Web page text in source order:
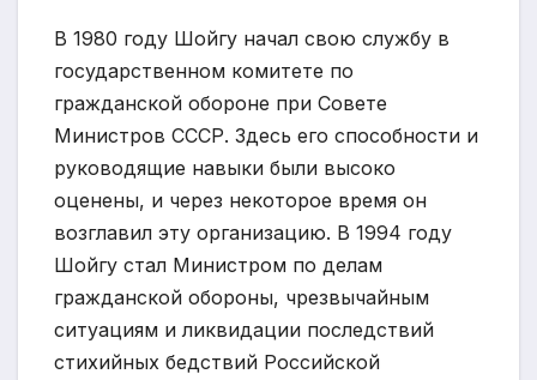
В 1980 году Шойгу начал свою службу в
государственном комитете по
гражданской обороне при Совете
Министров СССР. Здесь его способности и
руководящие навыки были высоко
оценены, и через некоторое время он
возглавил эту организацию. В 1994 году
Шойгу стал Министром по делам
гражданской обороны, чрезвычайным
ситуациям и ликвидации последствий
стихийных бедствий Российской